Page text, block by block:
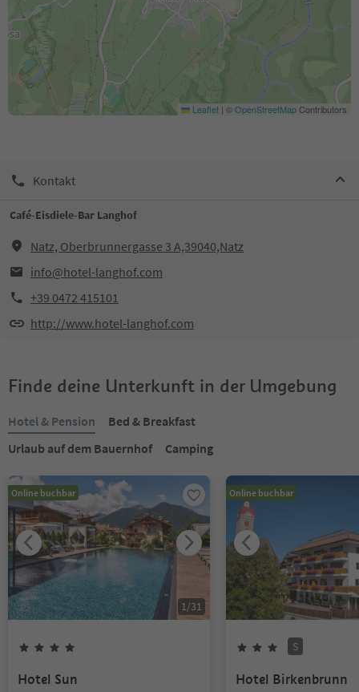
Leaflet | ©OpenStreetMapContributors
Kontakt
Café-Eisdiele-Bar Langhof
Natz, Oberbrunnergasse 3 A,39040,Natz
info@hotel-langhof.com
+39 0472 415101
http://www.hotel-langhof.com
Finde deine Unterkunft in der Umgebung
Hotel & Pension
Bed & Breakfast
Urlaub auf dem Bauernhof
Camping
Online buchbar
1/31
Hotel Sun
Online buchbar
S
Hotel Birkenbrunn